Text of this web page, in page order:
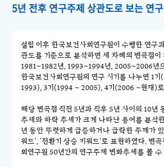
5년 전후 연구주제 상관도로 보는 연
설립 이후 한국보건사회연구원이 수행한 연구
관도를 기준으로 분석하면 세 차례의 변곡점
1981~1982년, 1993~1994년, 2005~2006년
한국보건사회연구원의 연구 시기를 나누면 1
1993), 3기(1994 ~ 2005), 4기(2006 ~현재)
해당 변곡점 직전 5년과 직후 5년 사이의 10년
추세와 하락 추세가 크게 나타난 용어를 분석
년 동안 뚜렷하게 급증하거나 급락한 주제가
워드', '전환기 상승 키워드'로 표현하였다. 변
회연구원 50년간의 연구주제 변화추세를 볼 수